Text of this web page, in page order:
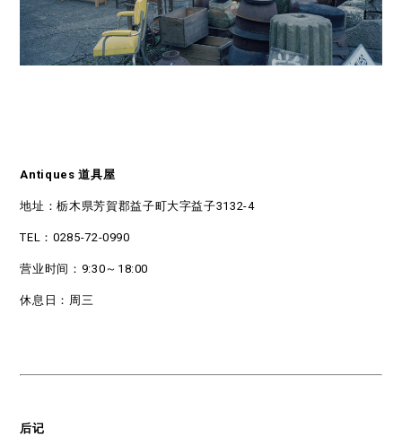
Antiques道具屋­­
地址：栃木県芳賀郡益子町大字益子3132-4
TEL：0285-72-0990
营业时间：9:30～18:00
休息日：周三
后记